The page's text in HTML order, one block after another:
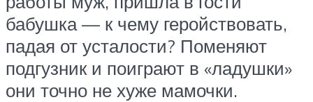
бабушка — к чему геройствовать,
падая от усталости? Поменяют
подгузник и поиграют в «ладушки»
они точно не хуже мамочки.